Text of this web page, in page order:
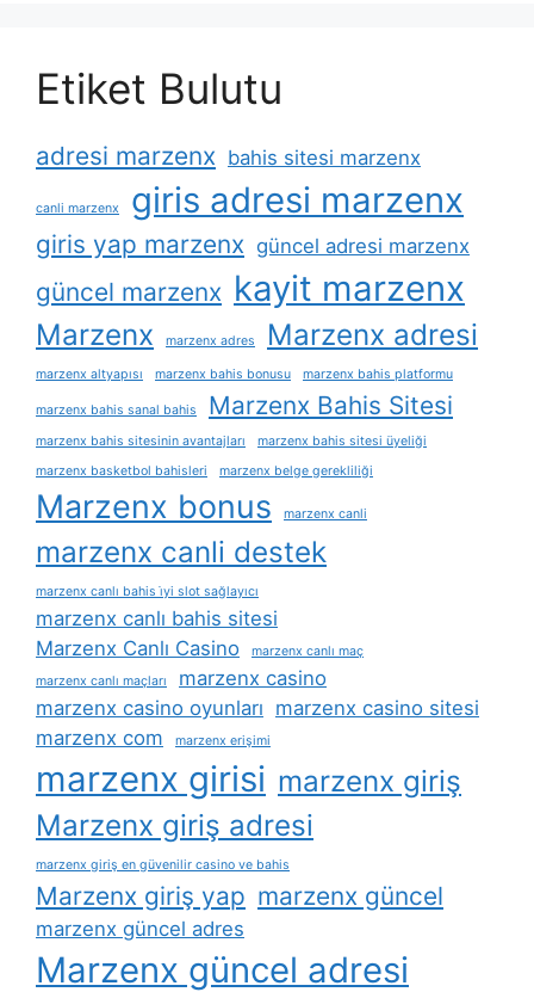
Etiket Bulutu
adresi marzenx bahis sitesi marzenx
canli marzenx giris adresi marzenx
giris yap marzenx güncel adresi marzenx
güncel marzenx kayit marzenx
Marzenx marzenx adres Marzenx adresi
marzenx altyapısı marzenx bahis bonusu marzenx bahis platformu
marzenx bahis sanal bahis Marzenx Bahis Sitesi
marzenx bahis sitesinin avantajları
marzenx bahis sitesi üyeliği
marzenx basketbol bahisleri
marzenx belge gerekliliği
Marzenx bonus marzenx canli
marzenx canli destek
marzenx canlı bahis i̇yi slot sağlayıcı
marzenx canlı bahis sitesi
Marzenx Canlı Casino
marzenx canlı maç
marzenx canlı maçları
marzenx casino
marzenx casino oyunları marzenx casino sitesi
marzenx com
marzenx erişimi
marzenx girisi marzenx giriş
Marzenx giriş adresi
marzenx giriş en güvenilir casino ve bahis
Marzenx giriş yap marzenx güncel
marzenx güncel adres
Marzenx güncel adresi